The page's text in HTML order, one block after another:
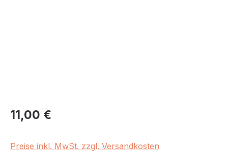
Regulärer Preis:
11,00 €
Preise inkl. MwSt. zzgl. Versandkosten